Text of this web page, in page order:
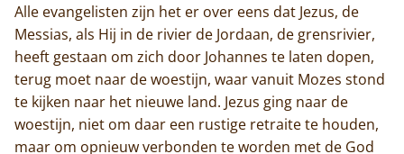
Alle evangelisten zijn het er over eens dat Jezus, de
Messias, als Hij in de rivier de Jordaan, de grensrivier,
heeft gestaan om zich door Johannes te laten dopen,
terug moet naar de woestijn, waar vanuit Mozes stond
te kijken naar het nieuwe land. Jezus ging naar de
woestijn, niet om daar een rustige retraite te houden,
maar om opnieuw verbonden te worden met de God